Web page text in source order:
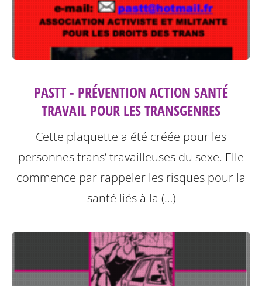
PASTT - PRÉVENTION ACTION SANTÉ
TRAVAIL POUR LES TRANSGENRES
Cette plaquette a été créée pour les
personnes trans’ travailleuses du sexe. Elle
commence par rappeler les risques pour la
santé liés à la (…)